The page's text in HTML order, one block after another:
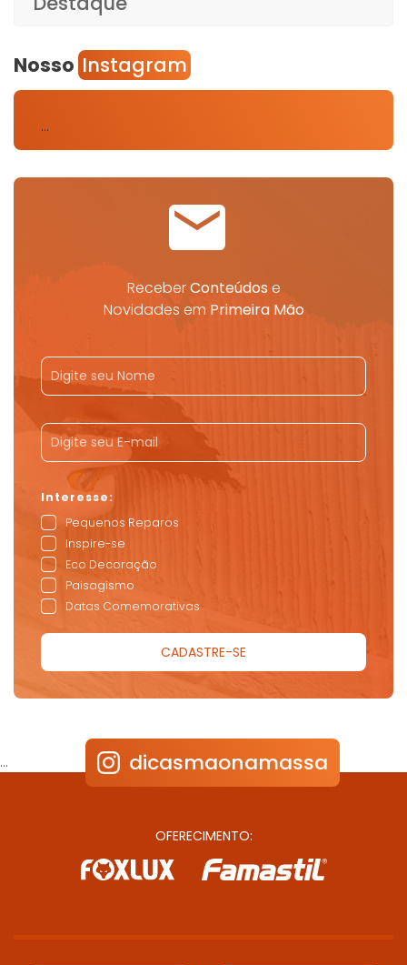
Nosso Instagram
…
ReceberConteúdose
Novidades em Primeira Mão
Pequenos Reparos
Inspire-se
Eco Decoração
Paisagismo
Datas Comemorativas
… dicasmaonamassa
OFERECIMENTO: